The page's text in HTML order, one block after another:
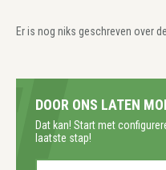
Er is nog niks geschreven over
DOOR ONS LATEN
Dat kan! Start met
laatste stap!